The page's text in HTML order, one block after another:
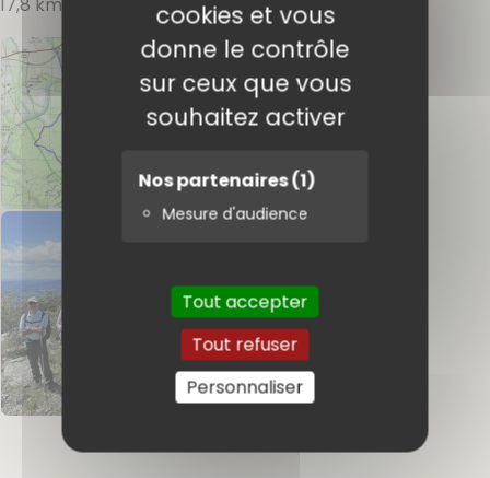
cookies et vous
donne le contrôle
sur ceux que vous
souhaitez activer
Nos partenaires(1)
Mesure d'audience
Tout accepter
Tout refuser
Personnaliser